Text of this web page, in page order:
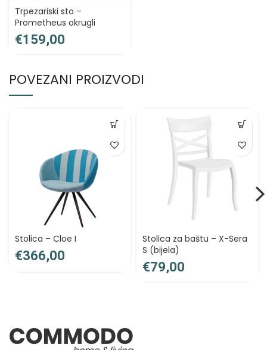
Trpezariski sto –
Prometheus okrugli
€
POVEZANI PROIZVODI
Stolica – Cloe I
€
Stolica za baštu – X-Sera
S (bijela)
€